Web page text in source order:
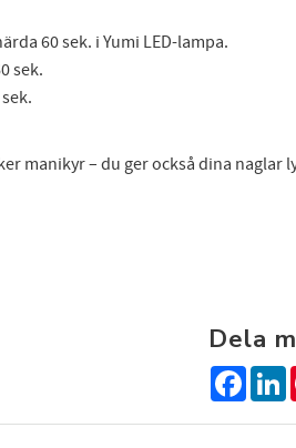
60 sek. i Yumi LED-lampa.
sek.
manikyr – du ger också dina naglar
Dela